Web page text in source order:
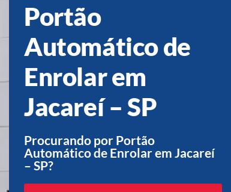
Portão
Automático de
Enrolar em
Jacareí – SP
Procurando por Portão
Automático de Enrolar em Jacareí
– SP?